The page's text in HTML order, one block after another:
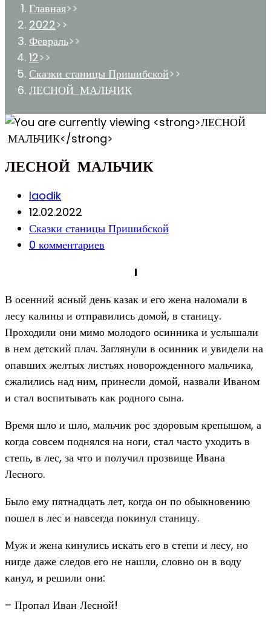
Главная>>
2022>>
Февраль>>
12>>
Сказки станицы Пришибской>>
ЛЕСНОЙ МАЛЬЧИК
ЛЕСНОЙ МАЛЬЧИК
Post
author:
laodik
Запись
опубликована:
12.02.2022
Post
category:
Сказки станицы Пришибской
Post
0 комментариев
I
В осенний ясный день казак и его жена наломали в
лесу калины и отправились домой, в станицу.
Проходили они мимо молодого осинника и услышали
в нем детский плач. Заглянули в осинник и увидели на
опавших желтых листьях новорожденного мальчика,
сжалились над ним, принесли домой, назвали Иваном
и стал воспитывать как родного сына.
Время шло и шло, мальчик рос здоровым крепышом, а
когда совсем поднялся на ноги, стал часто уходить в
степь, в лес, за что и получил прозвище Ивана
Лесного.
Было ему пятнадцать лет, когда он по обыкновению
пошел в лес и навсегда покинул станицу.
Муж и жена кинулись искать его в степи и лесу, но
нигде даже следов его не нашли, словно он в воду
канул, и решили они:
– Пропал Иван Лесной!